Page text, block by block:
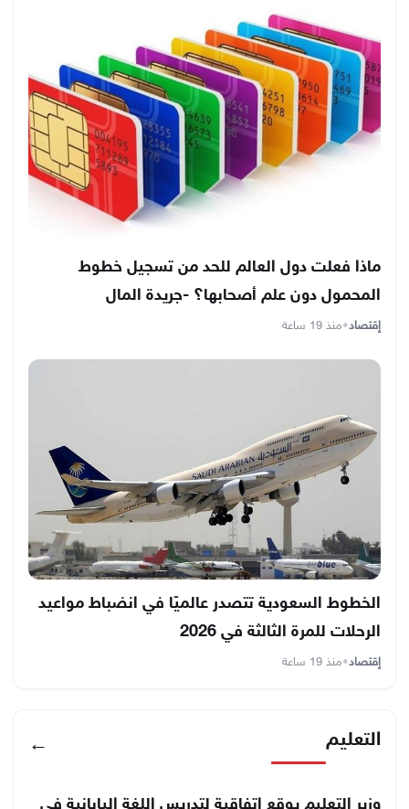
ماذا فعلت دول العالم للحد من تسجيل خطوط
المحمول دون علم أصحابها؟ -جريدة المال
إقتصاد•منذ 19 ساعة
الخطوط السعودية تتصدر عالميًا في انضباط مواعيد
الرحلات للمرة الثالثة في 2026
إقتصاد•منذ 19 ساعة
التعليم ←